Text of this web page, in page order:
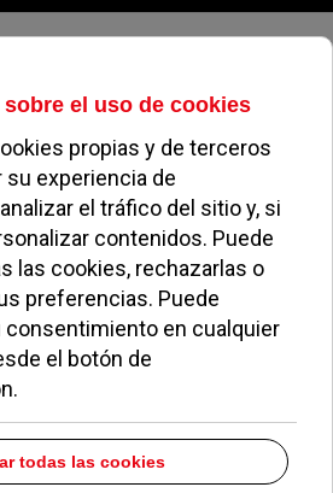
07 de agosto de 2026
mejora del campo de la calle
cuestiona el balance de